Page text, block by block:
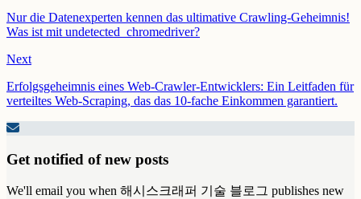
Nur die Datenexperten kennen das ultimative Crawling-Geheimnis!
Was ist mit undetected_chromedriver?
Next
Erfolgsgeheimnis eines Web-Crawler-Entwicklers: Ein Leitfaden für
verteiltes Web-Scraping, das das 10-fache Einkommen garantiert.
Get notified of new posts
We'll email you when 해시스크래퍼 기술 블로그 publishes new